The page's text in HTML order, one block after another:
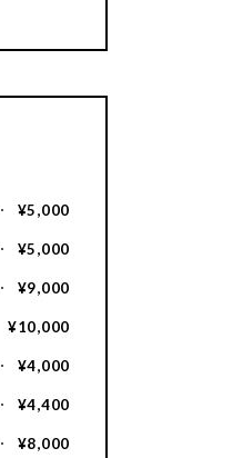
¥5,000
¥5,000
¥9,000
¥10,000
¥4,000
¥4,400
¥8,000